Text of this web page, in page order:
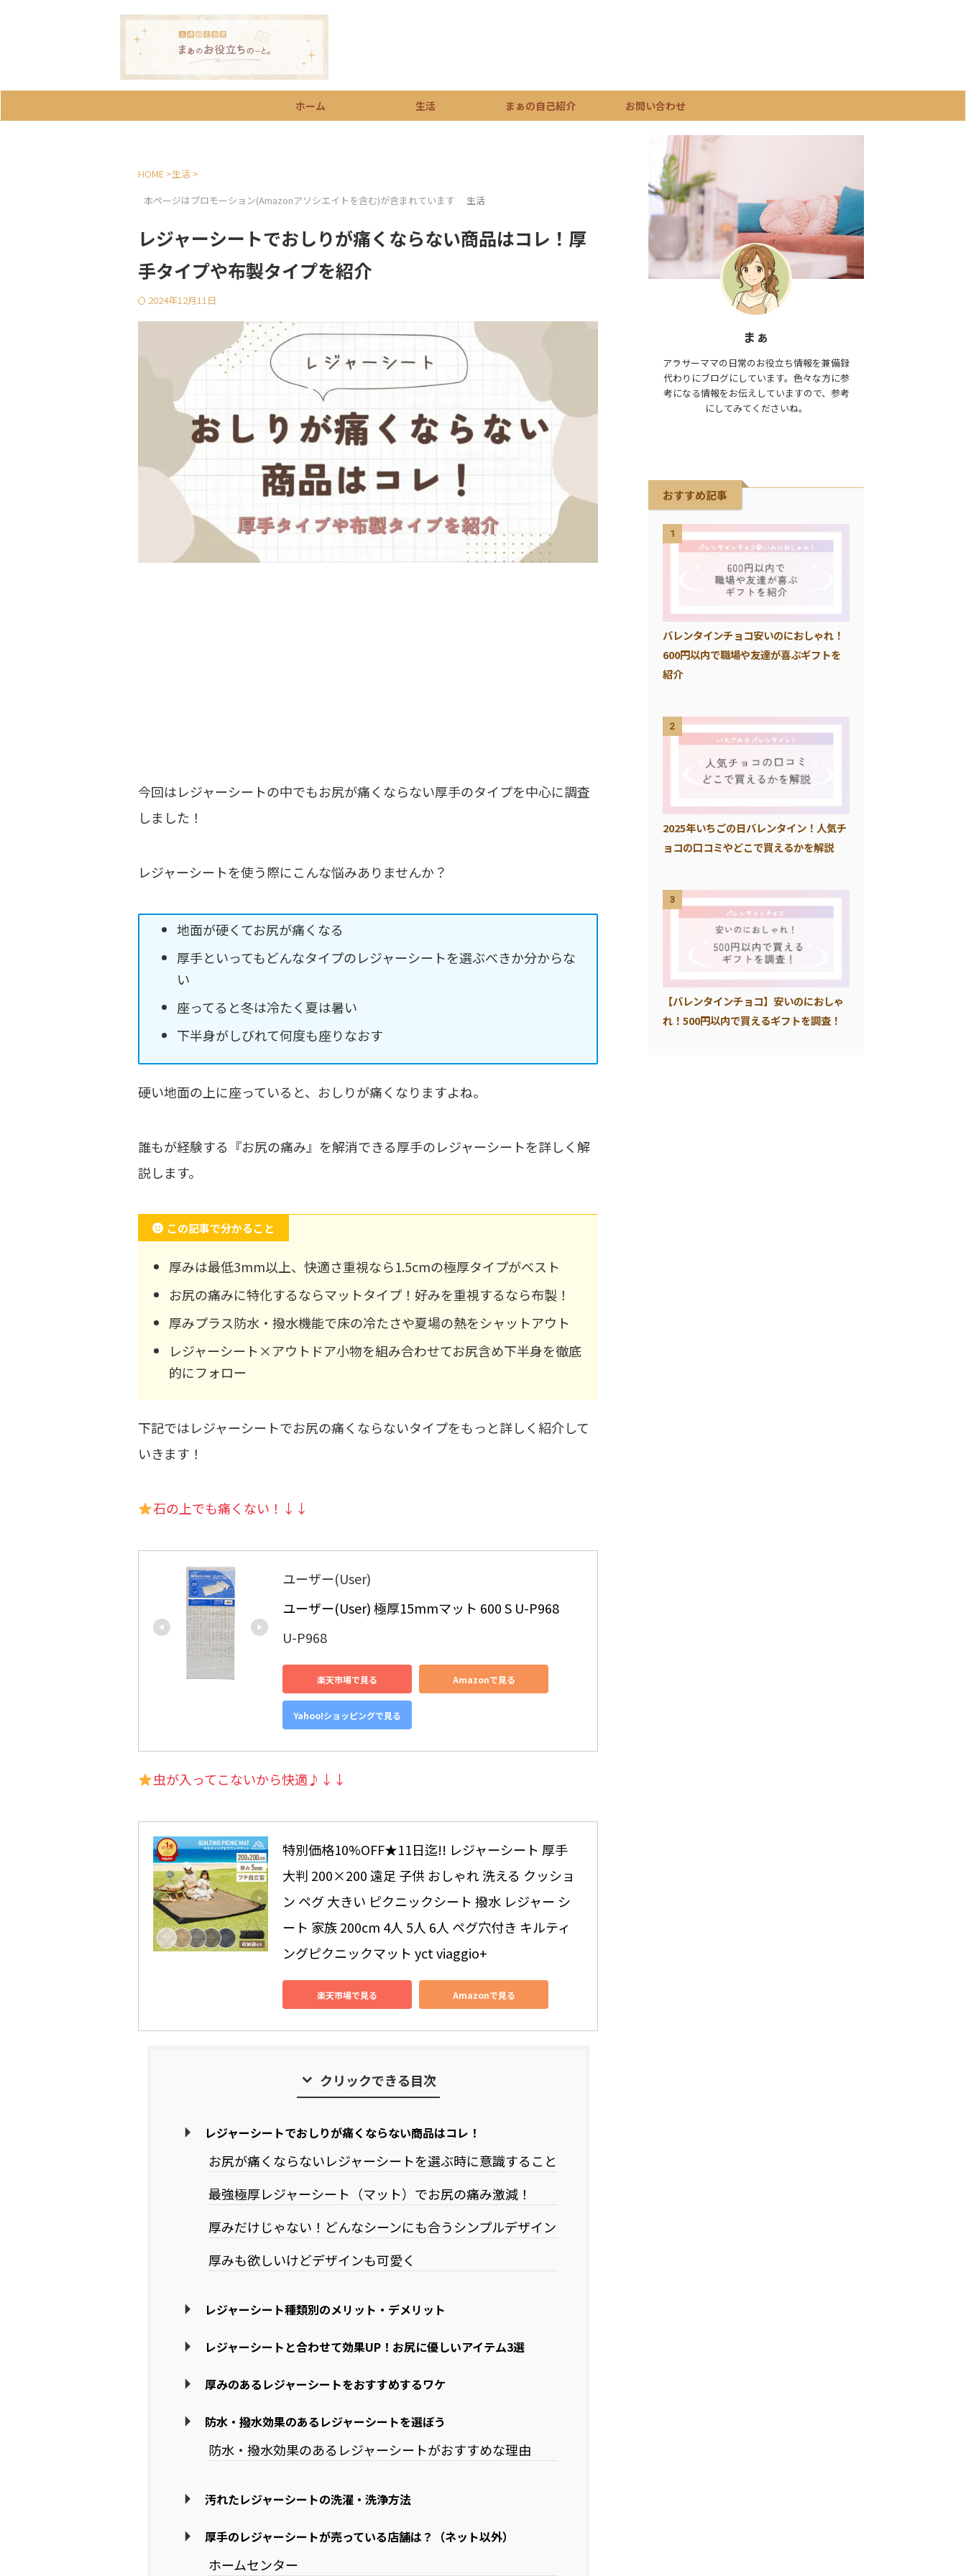
ホーム 生活 まぁの自己紹介 お問い合わせ
HOME >生活 >
本ページはプロモーション(Amazonアソシエイトを含む)が含まれています
生活
レジャーシートでおしりが痛くならない商品はコレ！厚
手タイプや布製タイプを紹介
2024年12月11日
今回はレジャーシートの中でもお尻が痛くならない厚手のタイプを中心に調査
しました！
レジャーシートを使う際にこんな悩みありませんか？
地面が硬くてお尻が痛くなる
厚手といってもどんなタイプのレジャーシートを選ぶべきか分からな
い
座ってると冬は冷たく夏は暑い
下半身がしびれて何度も座りなおす
硬い地面の上に座っていると、おしりが痛くなりますよね。
誰もが経験する『お尻の痛み』を解消できる厚手のレジャーシートを詳しく解
説します。
この記事で分かること
厚みは最低3mm以上、快適さ重視なら1.5cmの極厚タイプがベスト
お尻の痛みに特化するならマットタイプ！好みを重視するなら布製！
厚みプラス防水・撥水機能で床の冷たさや夏場の熱をシャットアウト
レジャーシート×アウトドア小物を組み合わせてお尻含め下半身を徹底
的にフォロー
下記ではレジャーシートでお尻の痛くならないタイプをもっと詳しく紹介して
いきます！
石の上でも痛くない！↓↓
ユーザー(User)
ユーザー(User) 極厚15mmマット 600 S U-P968
U-P968
楽天市場で見る Amazonで見る
Yahoo!ショッピングで見る
虫が入ってこないから快適♪↓↓
特別価格10%OFF★11日迄!! レジャーシート 厚手
大判 200×200 遠足 子供 おしゃれ 洗える クッショ
ン ペグ 大きい ピクニックシート 撥水 レジャー シ
ート 家族 200cm 4人 5人 6人 ペグ穴付き キルティ
ングピクニックマット yct viaggio+
楽天市場で見る Amazonで見る
クリックできる目次
レジャーシートでおしりが痛くならない商品はコレ！
お尻が痛くならないレジャーシートを選ぶ時に意識すること
最強極厚レジャーシート（マット）でお尻の痛み激減！
厚みだけじゃない！どんなシーンにも合うシンプルデザイン
厚みも欲しいけどデザインも可愛く
レジャーシート種類別のメリット・デメリット
レジャーシートと合わせて効果UP！お尻に優しいアイテム3選
厚みのあるレジャーシートをおすすめするワケ
防水・撥水効果のあるレジャーシートを選ぼう
防水・撥水効果のあるレジャーシートがおすすめな理由
汚れたレジャーシートの洗濯・洗浄方法
厚手のレジャーシートが売っている店舗は？（ネット以外）
ホームセンター
まぁ
アラサーママの日常のお役立ち情報を兼備録
代わりにブログにしています。色々な方に参
考になる情報をお伝えしていますので、参考
にしてみてくださいね。
おすすめ記事
1
バレンタインチョコ安いのにおしゃれ！
600円以内で職場や友達が喜ぶギフトを
紹介
2
2025年いちごの日バレンタイン！人気チ
ョコの口コミやどこで買えるかを解説
3
【バレンタインチョコ】安いのにおしゃ
れ！500円以内で買えるギフトを調査！